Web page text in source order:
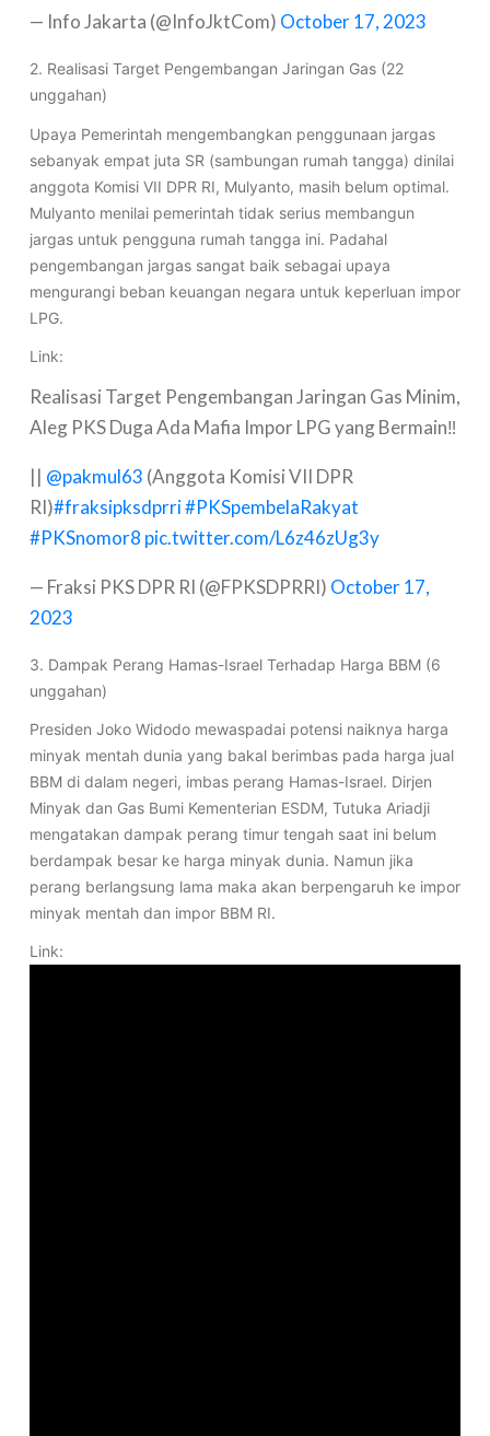
— Info Jakarta (@InfoJktCom) October 17, 2023
2. Realisasi Target Pengembangan Jaringan Gas (22
unggahan)
Upaya Pemerintah mengembangkan penggunaan jargas
sebanyak empat juta SR (sambungan rumah tangga) dinilai
anggota Komisi VII DPR RI, Mulyanto, masih belum optimal.
Mulyanto menilai pemerintah tidak serius membangun
jargas untuk pengguna rumah tangga ini. Padahal
pengembangan jargas sangat baik sebagai upaya
mengurangi beban keuangan negara untuk keperluan impor
LPG.
Link:
Realisasi Target Pengembangan Jaringan Gas Minim,
Aleg PKS Duga Ada Mafia Impor LPG yang Bermain‼️
|| @pakmul63 (Anggota Komisi VII DPR
RI)#fraksipksdprri#PKSpembelaRakyat
#PKSnomor8 pic.twitter.com/L6z46zUg3y
— Fraksi PKS DPR RI (@FPKSDPRRI) October 17,
2023
3. Dampak Perang Hamas-Israel Terhadap Harga BBM (6
unggahan)
Presiden Joko Widodo mewaspadai potensi naiknya harga
minyak mentah dunia yang bakal berimbas pada harga jual
BBM di dalam negeri, imbas perang Hamas-Israel. Dirjen
Minyak dan Gas Bumi Kementerian ESDM, Tutuka Ariadji
mengatakan dampak perang timur tengah saat ini belum
berdampak besar ke harga minyak dunia. Namun jika
perang berlangsung lama maka akan berpengaruh ke impor
minyak mentah dan impor BBM RI.
Link: